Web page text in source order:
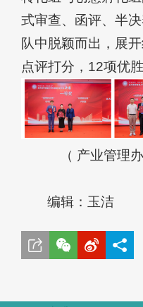
式审查、函评、半
队中脱颖而出，展
点评打分，12项优
（ 产业管理
编辑：玉洁